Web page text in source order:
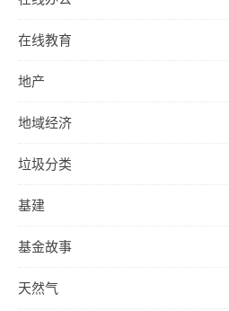
在线教育
地产
地域经济
垃圾分类
基建
基金故事
天然气